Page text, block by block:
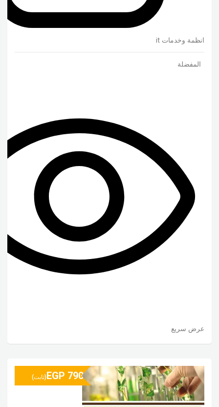
انظمة وخدمات it
المفضلة
عرض سريع
EGP 790 (ثابت)